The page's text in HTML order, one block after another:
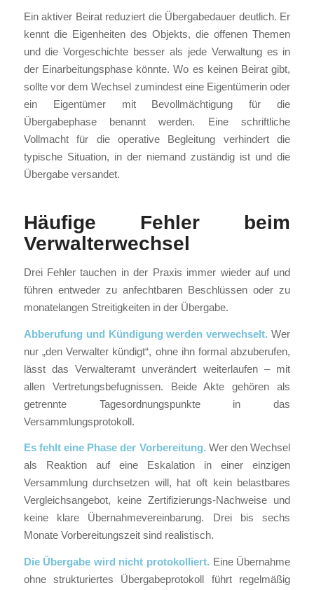
Ein aktiver Beirat reduziert die Übergabedauer deutlich. Er
kennt die Eigenheiten des Objekts, die offenen Themen
und die Vorgeschichte besser als jede Verwaltung es in
der Einarbeitungsphase könnte. Wo es keinen Beirat gibt,
sollte vor dem Wechsel zumindest eine Eigentümerin oder
ein Eigentümer mit Bevollmächtigung für die
Übergabephase benannt werden. Eine schriftliche
Vollmacht für die operative Begleitung verhindert die
typische Situation, in der niemand zuständig ist und die
Übergabe versandet.
Häufige Fehler beim
Verwalterwechsel
Drei Fehler tauchen in der Praxis immer wieder auf und
führen entweder zu anfechtbaren Beschlüssen oder zu
monatelangen Streitigkeiten in der Übergabe.
Abberufung und Kündigung werden verwechselt. Wer
nur „den Verwalter kündigt“, ohne ihn formal abzuberufen,
lässt das Verwalteramt unverändert weiterlaufen – mit
allen Vertretungsbefugnissen. Beide Akte gehören als
getrennte Tagesordnungspunkte in das
Versammlungsprotokoll.
Es fehlt eine Phase der Vorbereitung. Wer den Wechsel
als Reaktion auf eine Eskalation in einer einzigen
Versammlung durchsetzen will, hat oft kein belastbares
Vergleichsangebot, keine Zertifizierungs-Nachweise und
keine klare Übernahmevereinbarung. Drei bis sechs
Monate Vorbereitungszeit sind realistisch.
Die Übergabe wird nicht protokolliert. Eine Übernahme
ohne strukturiertes Übergabeprotokoll führt regelmäßig